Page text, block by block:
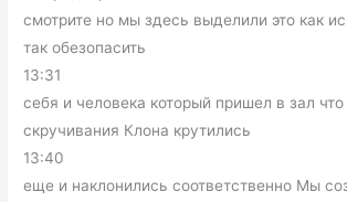
смотрите но мы здесь выделили это как
так обезопасить
13:31
себя и человека который пришел в зал что
скручивания Клона крутились
13:40
еще и наклонились соответственно Мы